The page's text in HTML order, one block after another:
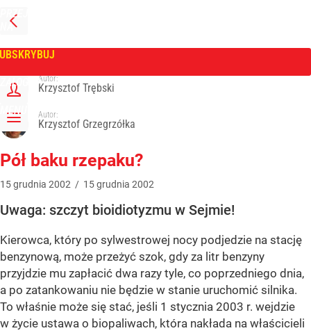
PRZEJDŹ
NA
GŁÓWNĄ
ZALOGUJ
MENU
Tygodnik Wprost
Autor:
Krzysztof Trębski
Autor:
Krzysztof Grzegrzółka
Pół baku rzepaku?
15grudnia 2002 / 15grudnia 2002
Uwaga: szczyt bioidiotyzmu w Sejmie!
Kierowca, który po sylwestrowej nocy podjedzie na stację
benzynową, może przeżyć szok, gdy za litr benzyny
przyjdzie mu zapłacić dwa razy tyle, co poprzedniego dnia,
a po zatankowaniu nie będzie w stanie uruchomić silnika.
To właśnie może się stać, jeśli 1 stycznia 2003 r. wejdzie
w życie ustawa o biopaliwach, która nakłada na właścicieli